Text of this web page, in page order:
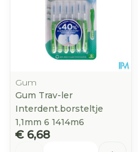
Gum
Gum Trav-ler
Interdent.borsteltje
1,1mm 6 1414m6
€ 6,68